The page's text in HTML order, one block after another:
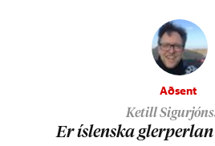
Aðsent
Ketill
Er ís­lenska